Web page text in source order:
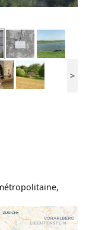
>
,